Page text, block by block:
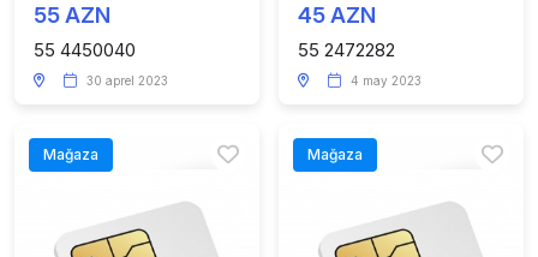
55 AZN
55 4450040
30 aprel 2023
45 AZN
55 2472282
4 may 2023
Mağaza Mağaza